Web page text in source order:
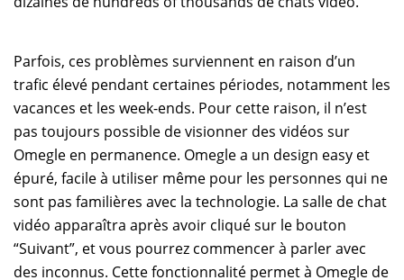
Parfois, ces problèmes surviennent en raison d’un
trafic élevé pendant certaines périodes, notamment les
vacances et les week-ends. Pour cette raison, il n’est
pas toujours possible de visionner des vidéos sur
Omegle en permanence. Omegle a un design easy et
épuré, facile à utiliser même pour les personnes qui ne
sont pas familières avec la technologie. La salle de chat
vidéo apparaîtra après avoir cliqué sur le bouton
“Suivant”, et vous pourrez commencer à parler avec
des inconnus. Cette fonctionnalité permet à Omegle de